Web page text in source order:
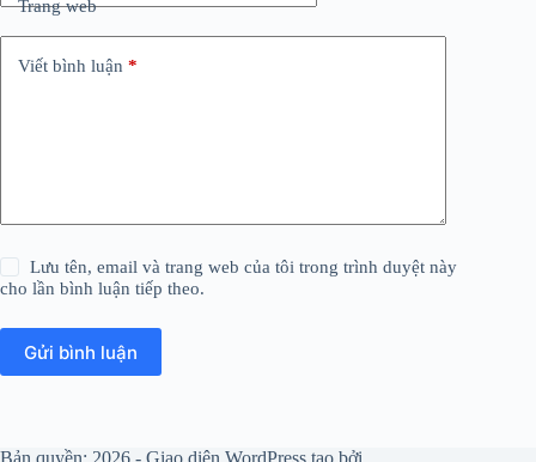
Trang web
Viết bình luận *
Lưu tên, email và trang web của tôi trong trình duyệt này
cho lần bình luận tiếp theo.
Gửi bình luận